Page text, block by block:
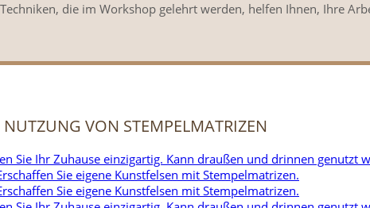
die im Workshop gelehrt werden, helfen Ihnen, Ihre
VON STEMPELMATRIZEN